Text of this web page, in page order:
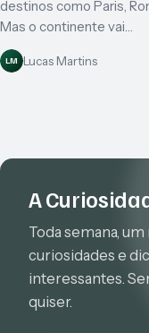
destinos como Paris,
Mas o continente vai…
LM Lucas Martins
A
Toda semana,
curiosidades e
interessantes.
quiser.